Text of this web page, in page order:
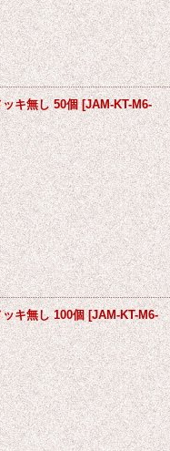
キ無し 50個 [JAM-KT-M6-
キ無し 100個 [JAM-KT-M6-